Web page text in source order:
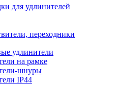
для удлинителей
переходники
удлинители
на рамке
шнуры
IP44